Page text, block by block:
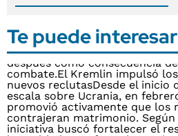
Te puede interesar